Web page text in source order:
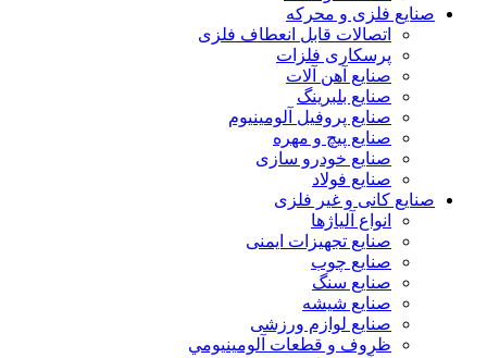
صنایع فلزی و محرکه
اتصالات قابل انعطاف فلزی
پرسکاری فلزات
صنایع آهن آلات
صنایع بلبرینگ
صنایع پروفیل آلومینیوم
صنایع پیچ و مهره
صنایع خودرو سازی
صنایع فولاد
صنایع کانی و غیر فلزی
انواع آلياژها
صنایع تجهیزات ایمنی
صنایع چوب
صنایع سنگ
صنایع شیشه
صنایع لوازم ورزشی
ظروف و قطعات آلومينيومي